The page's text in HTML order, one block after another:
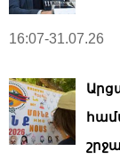
16:07-31.07.26